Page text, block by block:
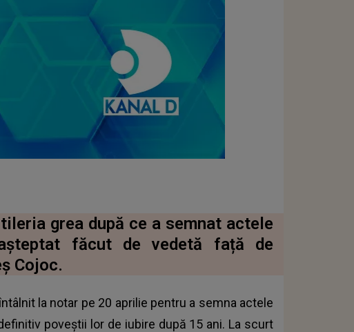
grea după ce a semnat actele
făcut de vedetă față de
Cojoc.
la notar pe 20 aprilie pentru a semna actele
poveștii lor de iubire după 15 ani. La scurt